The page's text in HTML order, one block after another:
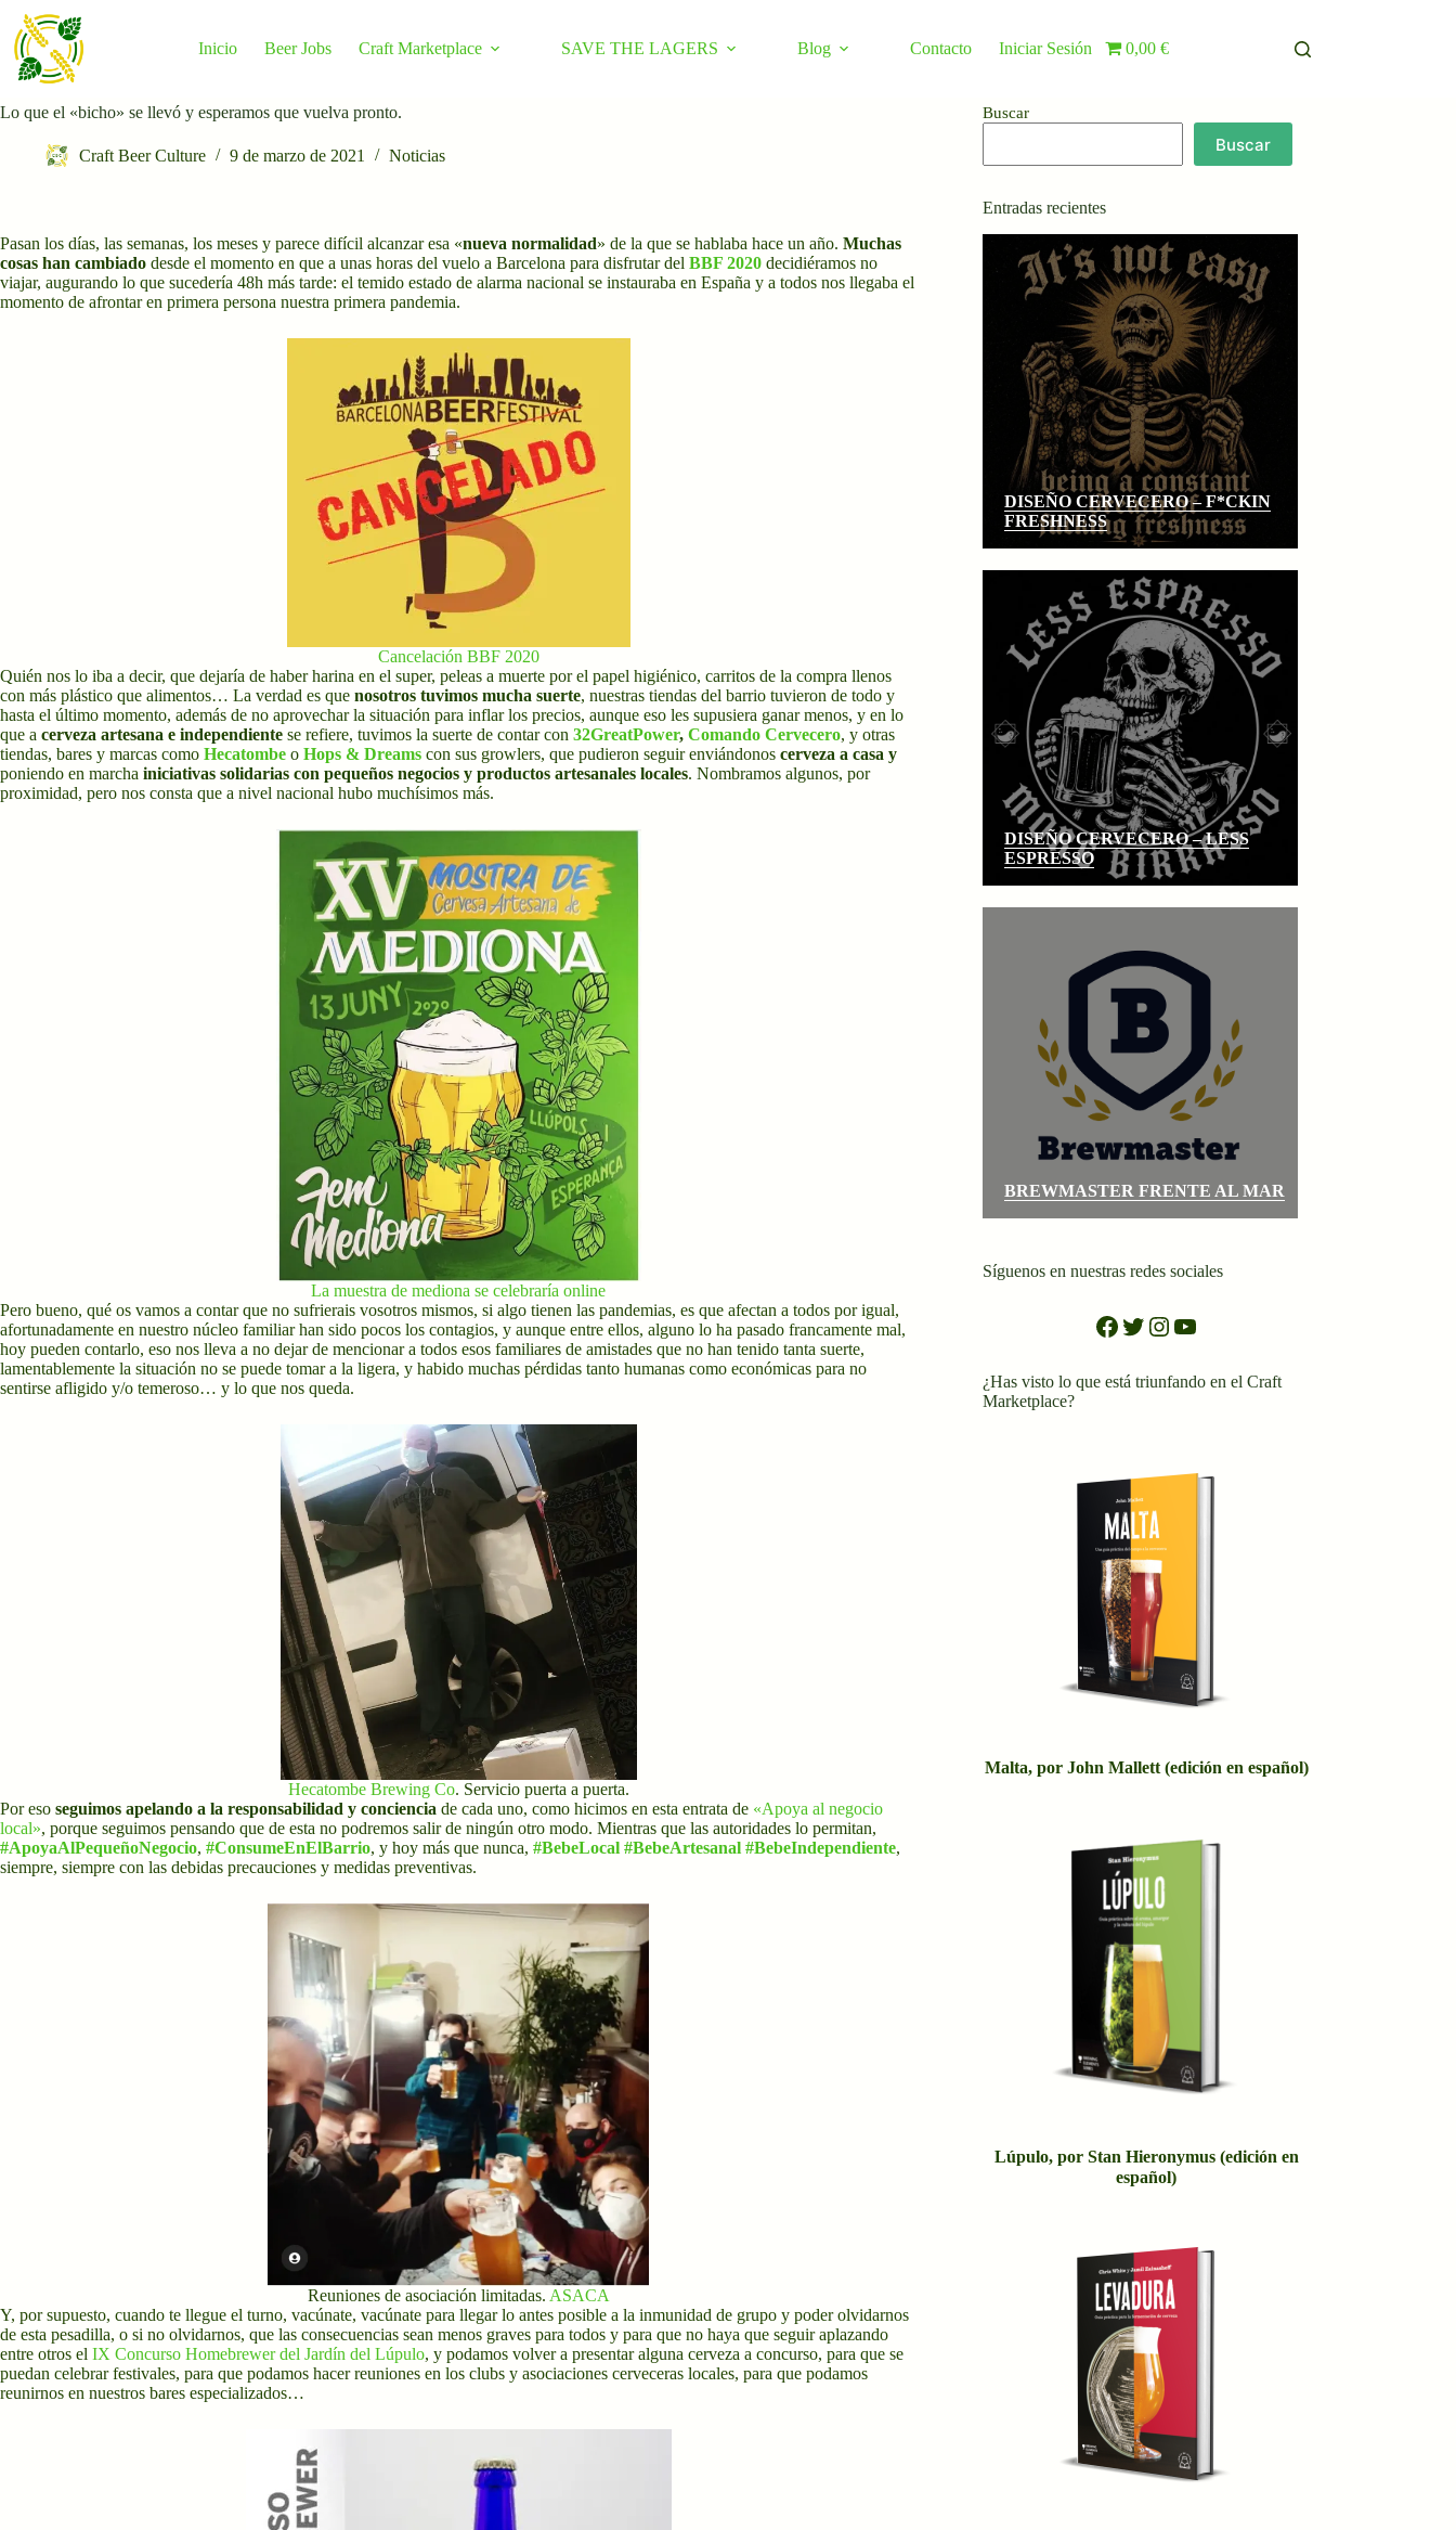
contenido
Inicio Beer Jobs Craft Marketplace SAVE THE LAGERS Blog Contacto Iniciar Sesión 0,00 €
Lo que el «bicho» se llevó y esperamos que vuelva pronto.
Craft Beer Culture 9 de marzo de 2021 Noticias
Pasan los días, las semanas, los meses y parece difícil alcanzar esa «nueva normalidad» de la que se hablaba hace un año. Muchas
cosas han cambiado desde el momento en que a unas horas del vuelo a Barcelona para disfrutar del BBF 2020 decidiéramos no
viajar, augurando lo que sucedería 48h más tarde: el temido estado de alarma nacional se instauraba en España y a todos nos llegaba el
momento de afrontar en primera persona nuestra primera pandemia.
Cancelación BBF 2020
Quién nos lo iba a decir, que dejaría de haber harina en el super, peleas a muerte por el papel higiénico, carritos de la compra llenos
con más plástico que alimentos… La verdad es que nosotros tuvimos mucha suerte, nuestras tiendas del barrio tuvieron de todo y
hasta el último momento, además de no aprovechar la situación para inflar los precios, aunque eso les supusiera ganar menos, y en lo
que a cerveza artesana e independiente se refiere, tuvimos la suerte de contar con 32GreatPower, Comando Cervecero, y otras
tiendas, bares y marcas como Hecatombe o Hops & Dreams con sus growlers, que pudieron seguir enviándonos cerveza a casa y
poniendo en marcha iniciativas solidarias con pequeños negocios y productos artesanales locales. Nombramos algunos, por
proximidad, pero nos consta que a nivel nacional hubo muchísimos más.
La muestra de mediona se celebraría online
Pero bueno, qué os vamos a contar que no sufrierais vosotros mismos, si algo tienen las pandemias, es que afectan a todos por igual,
afortunadamente en nuestro núcleo familiar han sido pocos los contagios, y aunque entre ellos, alguno lo ha pasado francamente mal,
hoy pueden contarlo, eso nos lleva a no dejar de mencionar a todos esos familiares de amistades que no han tenido tanta suerte,
lamentablemente la situación no se puede tomar a la ligera, y habido muchas pérdidas tanto humanas como económicas para no
sentirse afligido y/o temeroso… y lo que nos queda.
Hecatombe Brewing Co. Servicio puerta a puerta.
Por eso seguimos apelando a la responsabilidad y conciencia de cada uno, como hicimos en esta entrata de «Apoya al negocio
local», porque seguimos pensando que de esta no podremos salir de ningún otro modo. Mientras que las autoridades lo permitan,
#ApoyaAlPequeñoNegocio, #ConsumeEnElBarrio, y hoy más que nunca, #BebeLocal #BebeArtesanal #BebeIndependiente,
siempre, siempre con las debidas precauciones y medidas preventivas.
Reuniones de asociación limitadas. ASACA
Y, por supuesto, cuando te llegue el turno, vacúnate, vacúnate para llegar lo antes posible a la inmunidad de grupo y poder olvidarnos
de esta pesadilla, o si no olvidarnos, que las consecuencias sean menos graves para todos y para que no haya que seguir aplazando
entre otros el IX Concurso Homebrewer del Jardín del Lúpulo, y podamos volver a presentar alguna cerveza a concurso, para que se
puedan celebrar festivales, para que podamos hacer reuniones en los clubs y asociaciones cerveceras locales, para que podamos
reunirnos en nuestros bares especializados…
Buscar
Buscar
Entradas recientes
DISEÑO CERVECERO – F*CKIN
FRESHNESS
DISEÑO CERVECERO – LESS
ESPRESSO
BREWMASTER FRENTE AL MAR
Síguenos en nuestras redes sociales
Facebook
Twitter
Instagram
YouTube
¿Has visto lo que está triunfando en el Craft
Marketplace?
Malta, por John Mallett (edición en español)
Lúpulo, por Stan Hieronymus (edición en
español)